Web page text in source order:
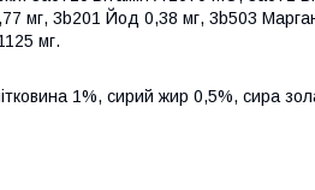
мг, 3b201 Йод 0,38 мг, 3b503
мг.
1%, сирий жир 0,5%, сира